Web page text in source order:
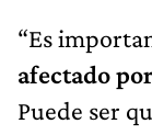
“Es
afectado
Puede ser